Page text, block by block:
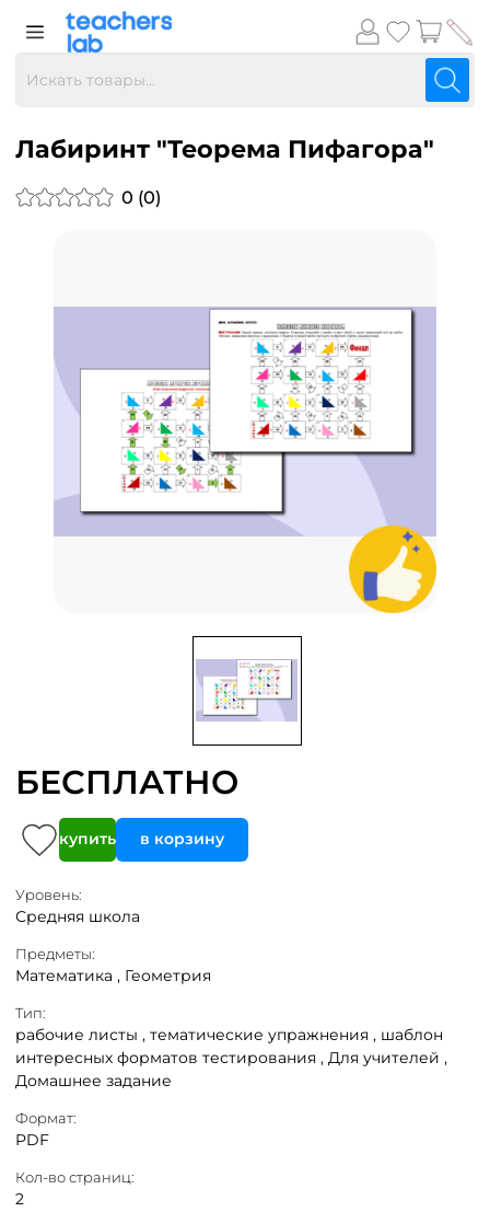
Лабиринт "Теорема Пифагора"
0 (0)
БЕСПЛАТНО
купить в корзину
Уровень:
Средняя школа
Предметы:
Математика , Геометрия
Тип:
рабочие листы , тематические упражнения , шаблон
интересных форматов тестирования , Для учителей ,
Домашнее задание
Формат:
PDF
Кол-во страниц:
2